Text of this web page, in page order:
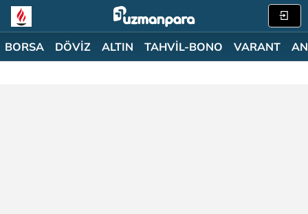
BORSA DÖVİZ ALTIN TAHVİL-BONO VARANT